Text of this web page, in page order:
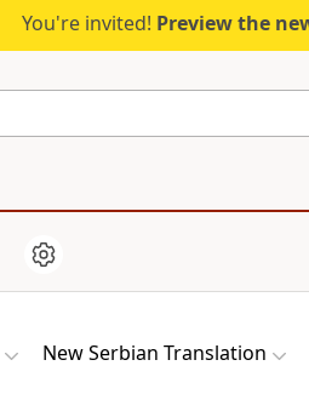
You're invited! Preview the
New Serbian Translation